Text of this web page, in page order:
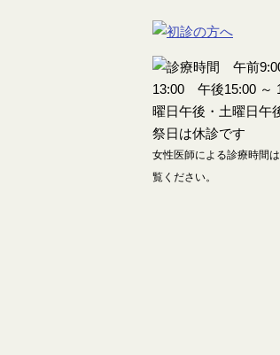
女性医師による診療時間は
覧ください。